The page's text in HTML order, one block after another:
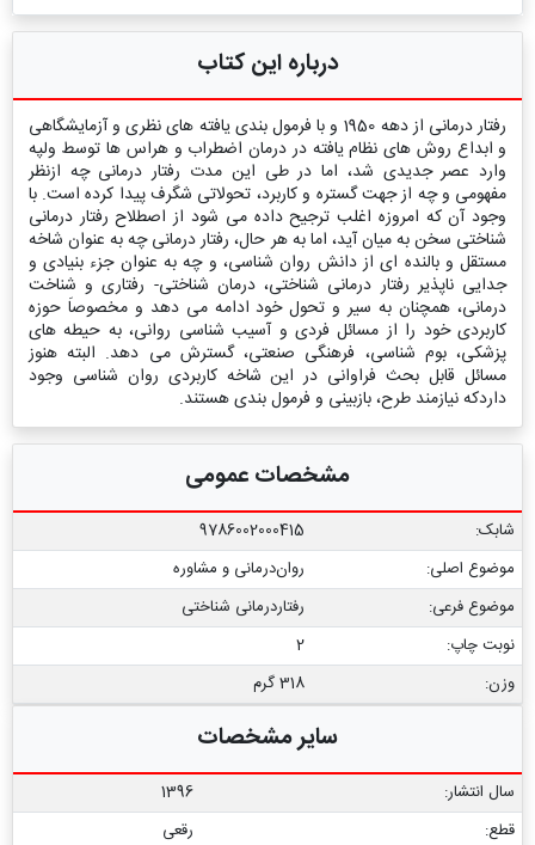
درباره این کتاب
رفتار درمانی از دهه 1950 و با فرمول بندی یافته های نظری و آزمایشگاهی
و ابداع روش های نظام یافته در درمان اضطراب و هراس ها توسط ولپه
وارد عصر جدیدی شد، اما در طی این مدت رفتار درمانی چه ازنظر
مفهومی و چه از جهت گستره و کاربرد، تحولاتی شگرف پیدا کرده است. با
وجود آن که امروزه اغلب ترجیح داده می شود از اصطلاح رفتار درمانی
شناختی سخن به میان آید، اما به هر حال، رفتار درمانی چه به عنوان شاخه
مستقل و بالنده ای از دانش روان شناسی، و چه به عنوان جزء بنیادی و
جدایی ناپذیر رفتار درمانی شناختی، درمان شناختی- رفتاری و شناخت
درمانی، همچنان به سیر و تحول خود ادامه می دهد و مخصوصاَ حوزه
کاربردی خود را از مسائل فردی و آسیب شناسی روانی، به حیطه های
پزشکی، بوم شناسی، فرهنگی صنعتی، گسترش می دهد. البته هنوز
مسائل قابل بحث فراوانی در این شاخه کاربردی روان شناسی وجود
داردکه نیازمند طرح، بازبینی و فرمول بندی هستند.
مشخصات عمومی
شابک:
9786002000415
موضوع اصلی:
روان‌درمانی و مشاوره
موضوع فرعی:
رفتاردرمانی شناختی
نوبت چاپ:
2
وزن:
318 گرم
سایر مشخصات
سال انتشار:
1396
قطع:
رقعی